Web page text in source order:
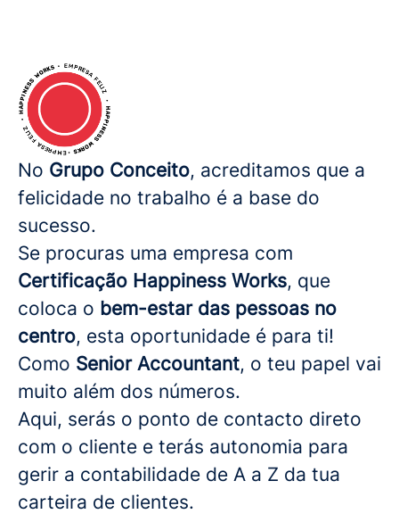
No Grupo Conceito, acreditamos que a
felicidade no trabalho é a base do
sucesso.
Se procuras uma empresa com
Certificação Happiness Works, que
coloca o bem-estar das pessoas no
centro, esta oportunidade é para ti!
Como Senior Accountant, o teu papel vai
muito além dos números.
Aqui, serás o ponto de contacto direto
com o cliente e terás autonomia para
gerir a contabilidade de A a Z da tua
carteira de clientes.